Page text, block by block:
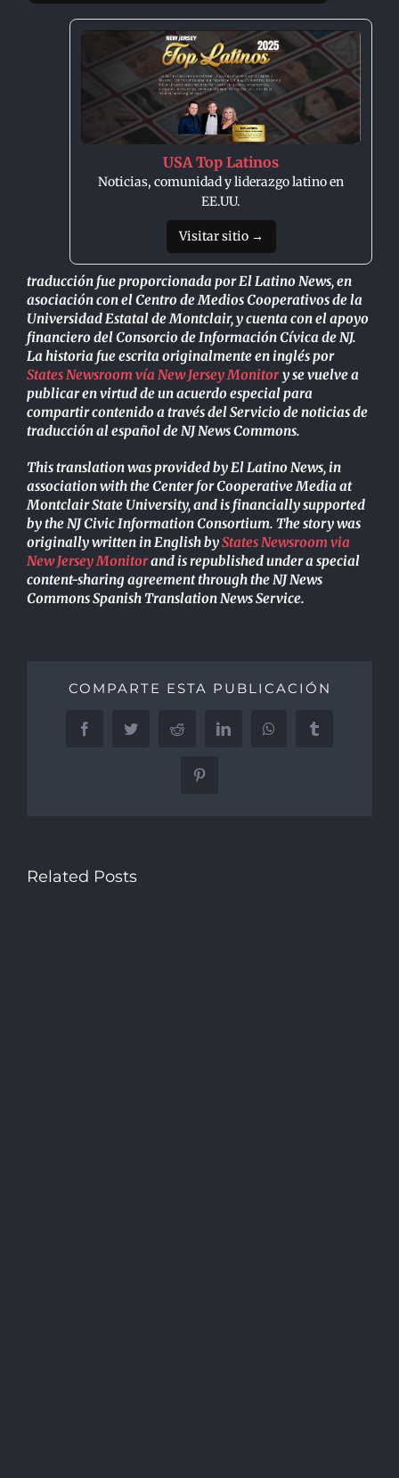
USA Top Latinos
Noticias, comunidad y liderazgo latino en
EE.UU.
Visitar sitio →
traducción fue proporcionada por El Latino News, en
asociación con el Centro de Medios Cooperativos de la
Universidad Estatal de Montclair, y cuenta con el apoyo
financiero del Consorcio de Información Cívica de NJ.
La historia fue escrita originalmente en inglés por
States Newsroom vía New Jersey Monitor y se vuelve a
publicar en virtud de un acuerdo especial para
compartir contenido a través del Servicio de noticias de
traducción al español de NJ News Commons.
This translation was provided by El Latino News, in
association with the Center for Cooperative Media at
Montclair State University, and is financially supported
by the NJ Civic Information Consortium. The story was
originally written in English byStates Newsroom via
New Jersey Monitorand is republished under a special
content-sharing agreement through the NJ News
Commons Spanish Translation News Service.
COMPARTE ESTA PUBLICACIÓN
FacebookTwitter Reddit LinkedInWhatsAppTumblr
Pinterest
Related Posts